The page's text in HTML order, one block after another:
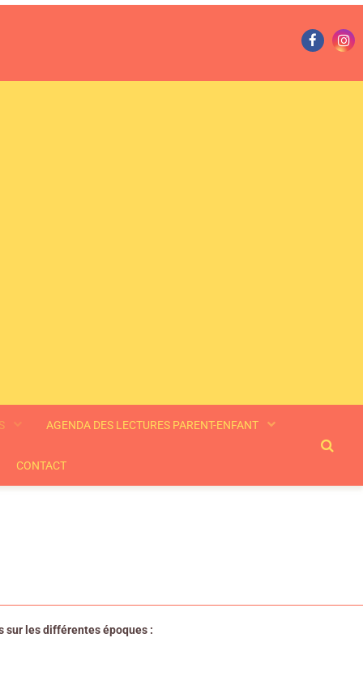
AGENDA DES LECTURES PARENT-ENFANT
CONTACT
sur les différentes époques :